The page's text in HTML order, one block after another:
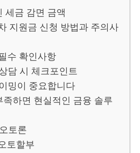
세금 감면 금액
지원금 신청 방법과 주의사
수 확인사항
담 시 체크포인트
밍이 중요합니다
족하면 현실적인 금융 솔루
토론
토할부